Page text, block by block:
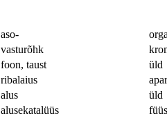
aso-
vasturõhk
foon, taust
üld
ribalaius
alus
üld
alusekatalüüs